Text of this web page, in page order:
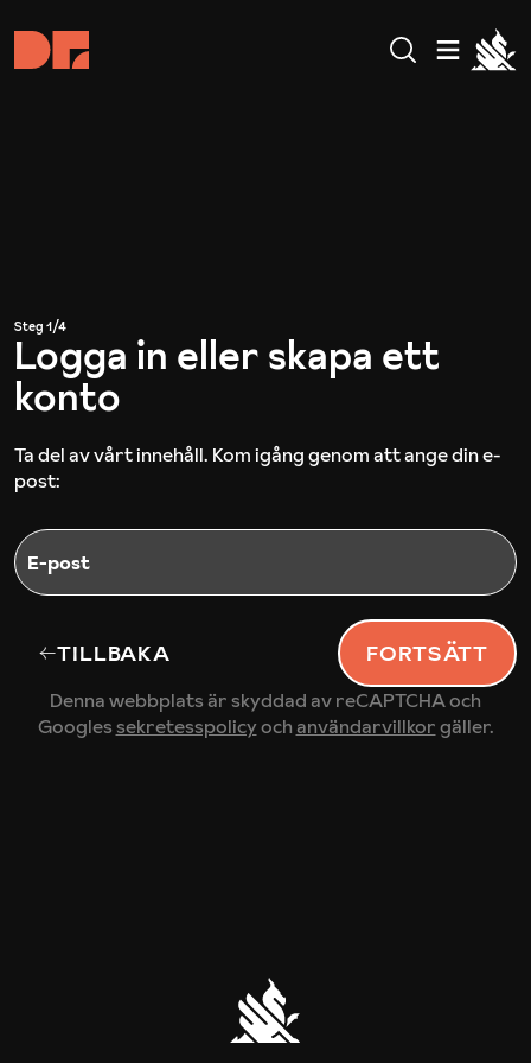
Steg 1/4
Logga in eller skapa ett
konto
Ta del av vårt innehåll. Kom igång genom att ange din e-
post:
E-post
TILLBAKA FORTSÄTT
Denna webbplats är skyddad av reCAPTCHA och
Googlessekretesspolicyoch användarvillkorgäller.